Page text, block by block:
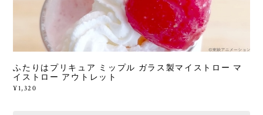
ふたりはプリキュア ミップル ガラス製マイストロー マ
イストロー アウトレット
¥1,320